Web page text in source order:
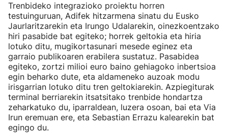
Trenbideko integrazioko proiektu horren
testuinguruan, Adifek hitzarmena sinatu du Eusko
Jaurlaritzarekin eta Irungo Udalarekin, oinezkoentzako
hiri pasabide bat egiteko; horrek geltokia eta hiria
lotuko ditu, mugikortasunari mesede eginez eta
garraio publikoaren erabilera sustatuz. Pasabidea
egiteko, zortzi milioi euro baino gehiagoko inbertsioa
egin beharko dute, eta aldameneko auzoak modu
irisgarrian lotuko ditu tren geltokiarekin. Azpiegiturak
terminal berriarekin itsatsitako trenbide hondartza
zeharkatuko du, iparraldean, luzera osoan, bai eta Via
Irun eremuan ere, eta Sebastian Errazu kalearekin bat
egingo du.